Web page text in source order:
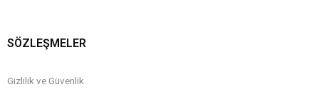
SÖZLEŞMELER
Gizlilik ve Güvenlik